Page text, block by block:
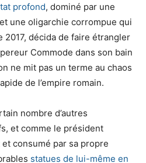
profond, dominé par une
une oligarchie corrompue qui
2017, décida de faire étrangler
Commode dans son bain
ne mit pas un terme au chaos
de l’empire romain.
nombre d’autres
et comme le président
consumé par sa propre
statues de lui-même en